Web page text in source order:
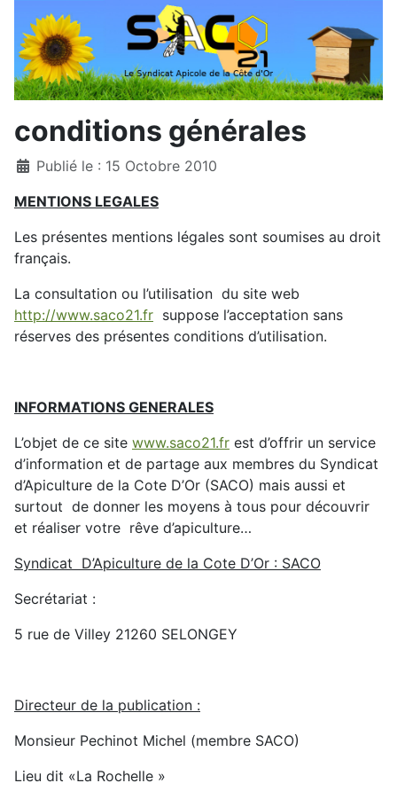
conditions générales
DétailsPublié le : 15 Octobre 2010
MENTIONS LEGALES
Les présentes mentions légales sont soumises au droit
français.
La consultation ou l’utilisation du site web
http://www.saco21.fr suppose l’acceptation sans
réserves des présentes conditions d’utilisation.
INFORMATIONS GENERALES
L’objet de ce site www.saco21.fr est d’offrir un service
d’information et de partage aux membres du Syndicat
d’Apiculture de la Cote D’Or (SACO) mais aussi et
surtout de donner les moyens à tous pour découvrir
et réaliser votre rêve d’apiculture…
Syndicat D’Apiculture de la Cote D’Or : SACO
Secrétariat :
5 rue de Villey 21260 SELONGEY
Directeur de la publication :
Monsieur Pechinot Michel (membre SACO)
Lieu dit «La Rochelle »